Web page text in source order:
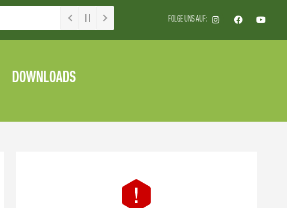
FOLGE UNS AUF:
DOWNLOADS